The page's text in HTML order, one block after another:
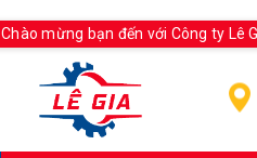
Chào mừng bạn đến với Công ty Lê